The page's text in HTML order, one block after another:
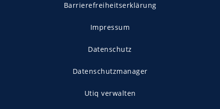
Barrierefreiheitserklärung
Impressum
Datenschutz
Datenschutzmanager
Utiq verwalten